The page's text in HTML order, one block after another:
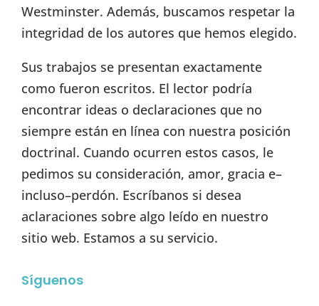
Westminster. Además, buscamos respetar la
integridad de los autores que hemos elegido.
Sus trabajos se presentan exactamente
como fueron escritos. El lector podría
encontrar ideas o declaraciones que no
siempre están en línea con nuestra posición
doctrinal. Cuando ocurren estos casos, le
pedimos su consideración, amor, gracia e–
incluso–perdón. Escríbanos si desea
aclaraciones sobre algo leído en nuestro
sitio web. Estamos a su servicio.
Síguenos